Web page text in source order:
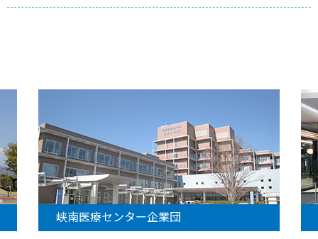
峡南医療センター企業団